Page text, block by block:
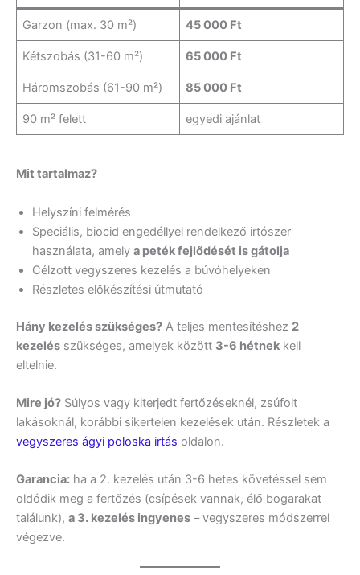
Garzon (max. 30 m²) 45 000 Ft
Kétszobás (31-60 m²) 65 000 Ft
Háromszobás (61-90 m²) 85 000 Ft
90 m² felett egyedi ajánlat
Mit tartalmaz?
Helyszíni felmérés
Speciális, biocid engedéllyel rendelkező irtószer
használata, amely a peték fejlődését is gátolja
Célzott vegyszeres kezelés a búvóhelyeken
Részletes előkészítési útmutató
Hány kezelés szükséges? A teljes mentesítéshez 2
kezelés szükséges, amelyek között 3-6 hétnek kell
eltelnie.
Mire jó? Súlyos vagy kiterjedt fertőzéseknél, zsúfolt
lakásoknál, korábbi sikertelen kezelések után. Részletek a
vegyszeres ágyi poloska irtás oldalon.
Garancia: ha a 2. kezelés után 3-6 hetes követéssel sem
oldódik meg a fertőzés (csípések vannak, élő bogarakat
találunk), a 3. kezelés ingyenes – vegyszeres módszerrel
végezve.